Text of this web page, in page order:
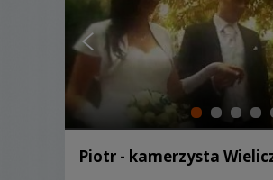
Piotr - kamerzysta